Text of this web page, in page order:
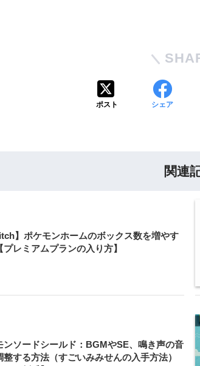
ポスト シェア
関連
】ポケモンホームのボックス数を増やす
プレミアムプランの入り方】
ンソードシールド：BGMやSE、鳴き声の音
整する方法（すごいみみせんの入手方法）